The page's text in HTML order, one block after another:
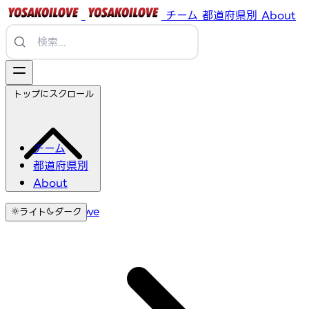
チーム 都道府県別 About
チーム
都道府県別
About
ライト ダーク
トップにスクロール
YosakoiLove